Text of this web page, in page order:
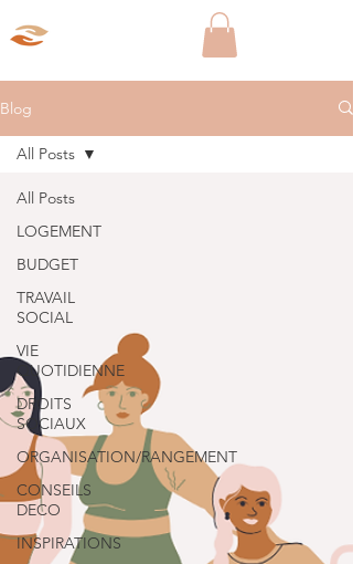
Blog
All Posts
LOGEMENT
BUDGET
TRAVAIL
SOCIAL
VIE
QUOTIDIENNE
DROITS
SOCIAUX
ORGANISATION/RANGEMENT
CONSEILS
DECO
INSPIRATIONS
All Posts